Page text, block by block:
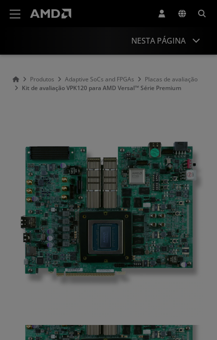
NESTA PÁGINA
Informações do produto
Produtos Adaptive SoCs and FPGAs
Placas de avaliação
Kit de avaliação VPK120 para AMD Versal™ Série Premium